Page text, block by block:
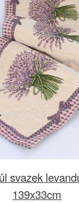
svazek
139x33cm